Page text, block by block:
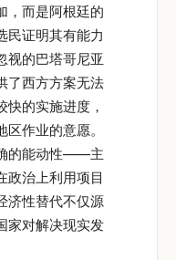
，而是阿根廷的
民证明其有能力
视的巴塔哥尼亚
了西方方案无法
快的实施进度，
作业的意愿。
的能动性——主
政治上利用项目
济性替代不仅源
家对解决现实发